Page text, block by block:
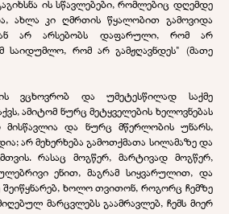
ის სწავლებები, რომლებიც დღემდე
ახლა კი ღმრთის წყალობით გამოვიდა
არ არსებობს დაფარული, რომ არ
საიდუმლო, რომ არ გამჟღავნდეს" (მათე
ვცხოვრობ და უმეტესწილად საქმე
ამიტომ ნურც მეტყველების ხელოვნებას
და ნურც მწერლობის უნარს,
არ მეხერხება გამოთქმათა სილამაზე და
რასაც მოგწერ, მარტივად მოგწერ,
ენით, მაგრამ სიყვარულით, და
შეიწყნარებ, ხოლო თვითონ, როგორც ჩემზე
მარცვლებს გაამრავლებ, ჩემს მიერ